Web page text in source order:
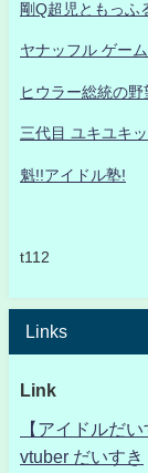
剛Q超児ともっふ
ヤナッフル ゲー
ヒウラー総統の野
三代目 ユキユキ
魁!!アイドル塾!
t112
Links
Link
【アイドルだ
vtuber だいすき